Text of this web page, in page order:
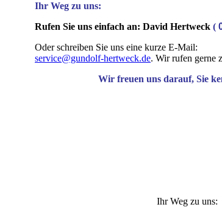
Ihr Weg zu uns:
Rufen Sie uns einfach an: David Hertweck (
Oder schreiben Sie uns eine kurze E-Mail:
service@gundolf-hertweck.de. Wir rufen gerne
Wir freuen uns darauf, Sie
Ihr Weg zu uns: